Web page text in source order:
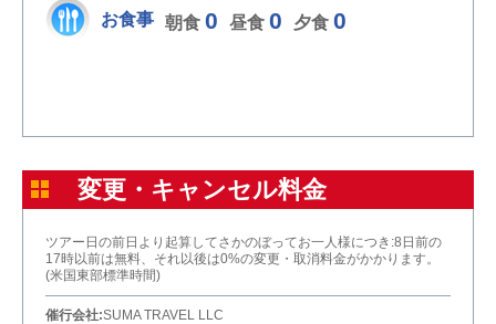
お食事 朝食 0 昼食 0 夕食 0
変更・キャンセル料金
ツアー日の前日より起算してさかのぼってお一人様につき:8日前の
17時以前は無料、それ以後は0%の変更・取消料金がかかります。
(米国東部標準時間)
催行会社:SUMA TRAVEL LLC